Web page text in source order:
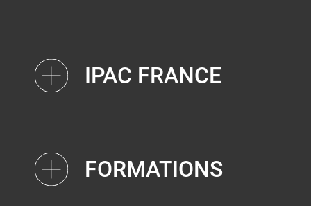
IPAC FRANCE
FORMATIONS